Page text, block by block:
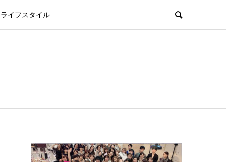
ライフスタイル